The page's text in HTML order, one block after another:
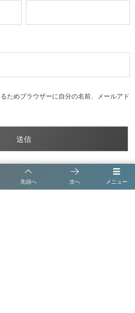
ためブラウザーに自分の名前、メールアド
メニュー
先頭へ
次へ
トップメッセージ